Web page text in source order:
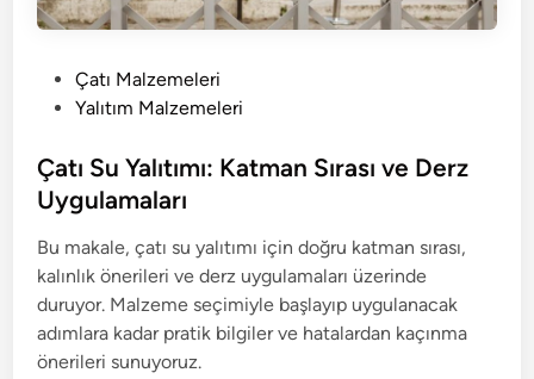
t
e
i
n
Çatı Malzemeleri
Yalıtım Malzemeleri
Çatı Su Yalıtımı: Katman Sırası ve Derz
Uygulamaları
Bu makale, çatı su yalıtımı için doğru katman sırası,
kalınlık önerileri ve derz uygulamaları üzerinde
duruyor. Malzeme seçimiyle başlayıp uygulanacak
adımlara kadar pratik bilgiler ve hatalardan kaçınma
önerileri sunuyoruz.